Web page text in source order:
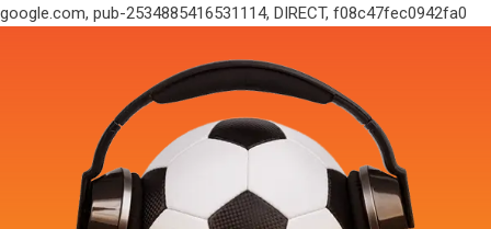
google.com, pub-2534885416531114, DIRECT, f08c47fec0942fa0